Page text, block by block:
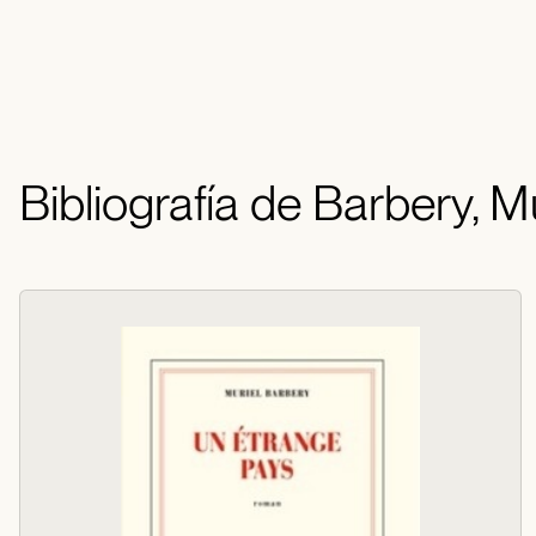
Bibliografía de Barbery,